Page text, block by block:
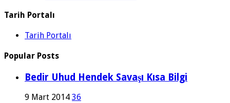
Tarih Portalı
Tarih Portalı
Popular Posts
Bedir Uhud Hendek Savaşı Kısa Bilgi
9 Mart 2014 36